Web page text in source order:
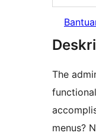
The
menus?